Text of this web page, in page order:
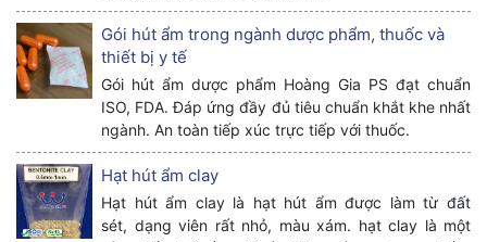
Gói hút ẩm trong ngành dược phẩm, thuốc và
thiết bị y tế
Gói hút ẩm dược phẩm Hoàng Gia PS đạt chuẩn
ISO, FDA. Đáp ứng đầy đủ tiêu chuẩn khắt khe nhất
ngành. An toàn tiếp xúc trực tiếp với thuốc.
Hạt hút ẩm clay
Hạt hút ẩm clay là hạt hút ẩm được làm từ đất
sét, dạng viên rất nhỏ, màu xám. hạt clay là một